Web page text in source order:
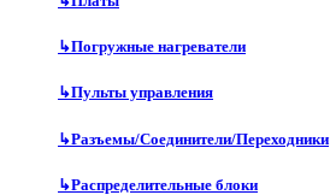
↳Погружные нагреватели
↳Пульты управления
↳Разъемы/Соединители/Переходники
↳Распределительные блоки